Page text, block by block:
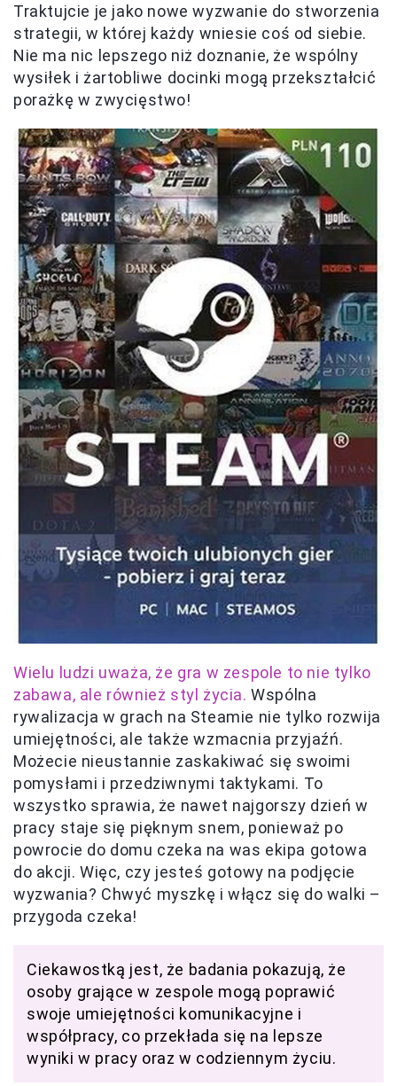
Traktujcie je jako nowe wyzwanie do stworzenia
strategii, w której każdy wniesie coś od siebie.
Nie ma nic lepszego niż doznanie, że wspólny
wysiłek i żartobliwe docinki mogą przekształcić
porażkę w zwycięstwo!
Wielu ludzi uważa, że gra w zespole to nie tylko
zabawa, ale również styl życia. Wspólna
rywalizacja w grach na Steamie nie tylko rozwija
umiejętności, ale także wzmacnia przyjaźń.
Możecie nieustannie zaskakiwać się swoimi
pomysłami i przedziwnymi taktykami. To
wszystko sprawia, że nawet najgorszy dzień w
pracy staje się pięknym snem, ponieważ po
powrocie do domu czeka na was ekipa gotowa
do akcji. Więc, czy jesteś gotowy na podjęcie
wyzwania? Chwyć myszkę i włącz się do walki –
przygoda czeka!
Ciekawostką jest, że badania pokazują, że
osoby grające w zespole mogą poprawić
swoje umiejętności komunikacyjne i
współpracy, co przekłada się na lepsze
wyniki w pracy oraz w codziennym życiu.